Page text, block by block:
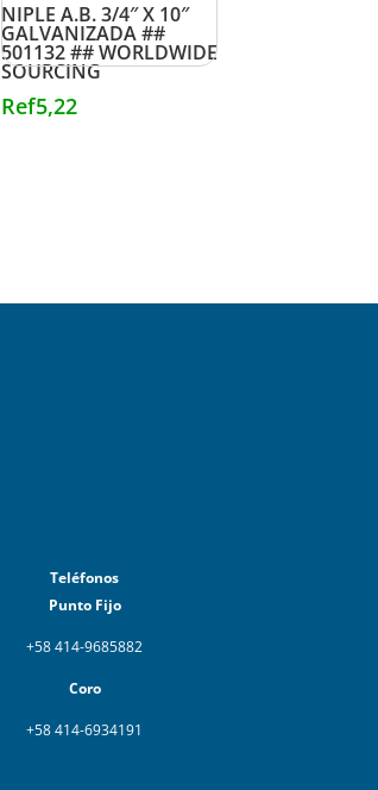
NIPLE A.B. 3/4″ X 10″
GALVANIZADA ##
501132 ## WORLDWIDE
SOURCING
Ref5,22
Teléfonos
Punto Fijo
+58 414-9685882
Coro
+58 414-6934191